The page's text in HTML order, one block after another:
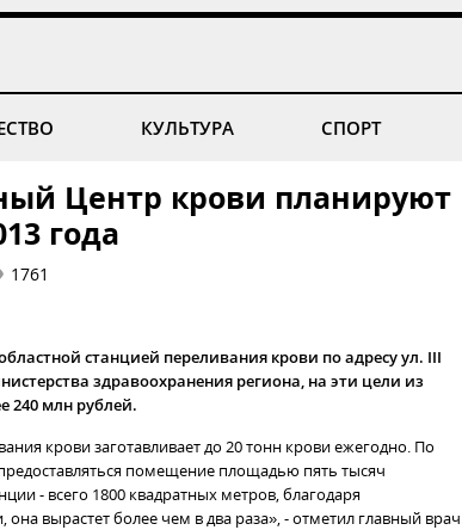
КУЛЬТУРА СПОРТ
Центр крови планируют
года
1761
станцией переливания крови по адресу ул. III
здравоохранения региона, на эти цели из
240 млн рублей.
крови заготавливает до 20 тонн крови ежегодно. По
помещение площадью пять тысяч
- всего 1800 квадратных метров, благодаря
вырастет более чем в два раза», - отметил главный врач